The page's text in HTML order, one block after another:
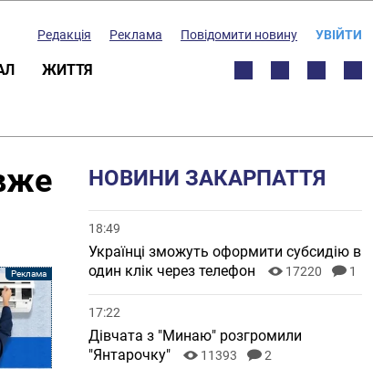
Редакція Реклама Повідомити новину УВІЙТИ
ЖИТТЯ
НОВИНИ ЗАКАРПАТТЯ
18:49
Українці зможуть оформити субсидію в
один клік через телефон
17220 1
17:22
Дівчата з "Минаю" розгромили
"Янтарочку"
11393 2